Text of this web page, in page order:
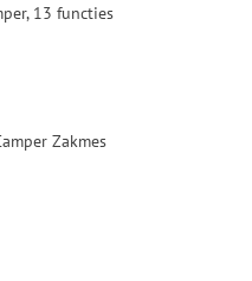
13 functies
Zakmes